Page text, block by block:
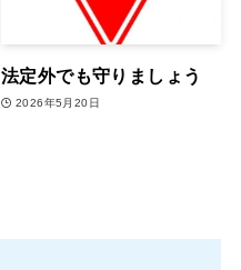
法定外でも守りましょう
2026年5月20日